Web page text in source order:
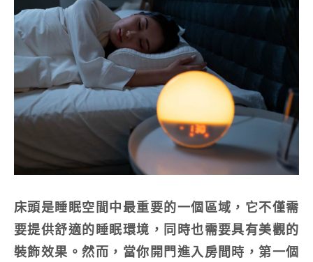
床頭是睡眠空間中最重要的一個區域，它不僅需
要提供舒適的睡眠環境，同時也需要具有美觀的
裝飾效果。然而，當你開門進入房間時，第一個